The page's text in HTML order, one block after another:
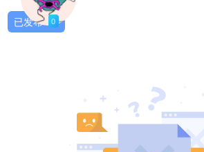
已发布 0